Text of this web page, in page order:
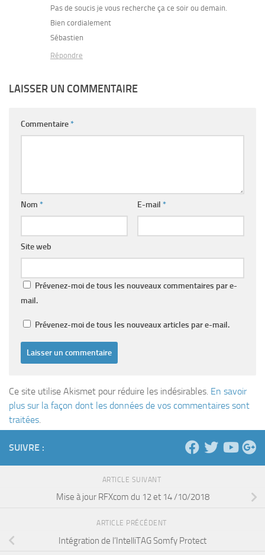
Pas de soucis je vous recherche ça ce soir ou demain.
Bien cordialement
Sébastien
Répondre
LAISSER UN COMMENTAIRE
Commentaire*
Nom * E-mail *
Site web
Prévenez-moi de tous les nouveaux commentaires par e-
mail.
Prévenez-moi de tous les nouveaux articles par e-mail.
Ce site utilise Akismet pour réduire les indésirables. En savoir
plus sur la façon dont les données de vos commentaires sont
traitées.
SUIVRE :
ARTICLE SUIVANT
Mise à jour RFXcom du 12 et 14 /10/2018
ARTICLE PRÉCÉDENT
Intégration de l’IntelliTAG Somfy Protect